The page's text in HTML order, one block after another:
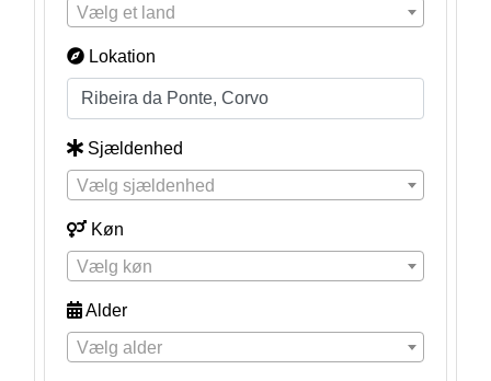
Vælg et land
Lokation
Sjældenhed
Vælg sjældenhed
Køn
Vælg køn
Alder
Vælg alder